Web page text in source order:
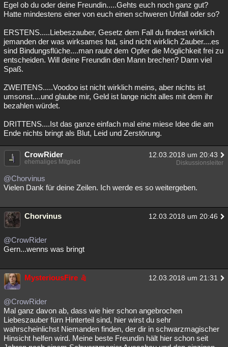
Egel ob du oder deine Freundin.....Gehts euch noch ganz gut?
Hatte mindestens einer von euch einen schweren Unfall oder so?
ERSTENS.....Liebeszauber, Gesetz dem Fall du findest wirklich
jemanden der was wirksames hat, sind nicht wirklich Zauber....es
sind Bindungsflüche....man raubt dem Opfer die Möglichkeit frei zu
entscheiden. Will deine Freundin den Mann brechen? Dann viel
Spaß.
ZWEITENS.....Voodoo ist nicht wirklich meins, aber nichts ist
umsonst....und glaube mir, Geld ist lange nicht alles mit dem ihr
bezahlen würdet.
DRITTENS....Ist das ganze einfach mal eine miese Idee die am
Ende nichts bringt als Blut, Leid und Zerstörung.
CrowRider 12.03.2018 um 20:43
ehemaliges Mitglied Diskussionsleiter
@Chorvinus
Vielen Dank für deine Zeilen. Ich werde es so weitergeben.
Chorvinus 12.03.2018 um 20:46
@CrowRider
Gern...wenns was bringt
MysteriousFire 12.03.2018 um 21:31
@CrowRider
Mal ganz davon ab, dass wie hier schon angebrochen
Liebeszauber fürn Hinterteil sind, hier wirst du sehr
wahrscheinlichst Niemanden finden, der dir in schwarzmagischer
Hinsicht helfen wird. Meine beste Freundin hält hier schon seit